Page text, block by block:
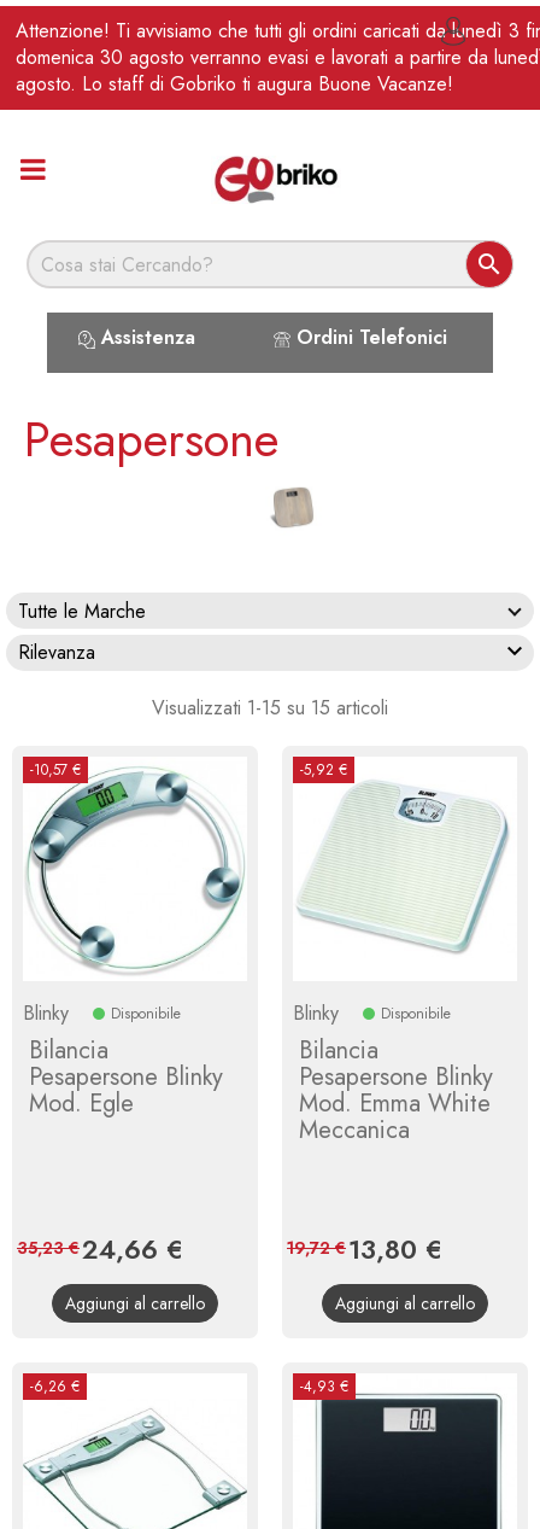
Attenzione! Ti avvisiamo che tutti gli ordini caricati da lunedì 3
domenica 30 agosto verranno evasi e lavorati a partire da
agosto. Lo staff di Gobriko ti augura Buone Vacanze!

Assistenza Ordini Telefonici
IT 
Pesapersone
Tutte le Marche
Rilevanza

Visualizzati 1-15 su 15 articoli
-10,57 €
Blinky Disponibile
Bilancia
Pesapersone Blinky
Mod. Egle
Prezzo
24,66 €
base
35,23 €
Aggiungi al carrello
-5,92 €
Blinky Disponibile
Bilancia
Pesapersone Blinky
Mod. Emma White
Meccanica
Prezzo
13,80 €
base
19,72 €
Aggiungi al carrello
-6,26 € -4,93 €